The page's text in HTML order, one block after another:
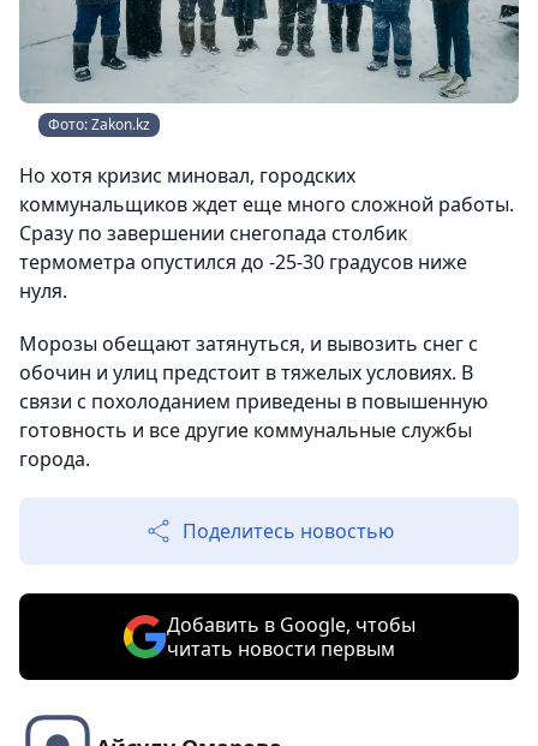
Фото: Zakon.kz
Но хотя кризис миновал, городских
коммунальщиков ждет еще много сложной работы.
Сразу по завершении снегопада столбик
термометра опустился до -25-30 градусов ниже
нуля.
Морозы обещают затянуться, и вывозить снег с
обочин и улиц предстоит в тяжелых условиях. В
связи с похолоданием приведены в повышенную
готовность и все другие коммунальные службы
города.
Поделитесь новостью
Добавить в Google, чтобы
читать новости первым